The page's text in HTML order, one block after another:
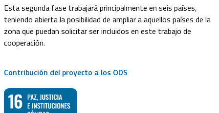
Esta segunda fase trabajará principalmente en seis países,
teniendo abierta la posibilidad de ampliar a aquellos países de la
zona que puedan solicitar ser incluidos en este trabajo de
cooperación.
Contribución del proyecto a los ODS